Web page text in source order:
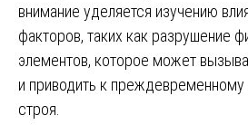
внимание уделяется изучению
факторов, таких как разрушение
элементов, которое может
и приводить к преждевременному
строя.